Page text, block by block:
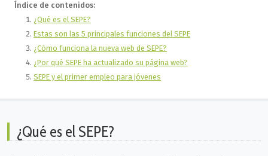
Índice de contenidos:
¿Qué es el SEPE?
Estas son las 5 principales funciones del SEPE
¿Cómo funciona la nueva web de SEPE?
¿Por qué SEPE ha actualizado su página web?
SEPE y el primer empleo para jóvenes
¿Qué es el SEPE?